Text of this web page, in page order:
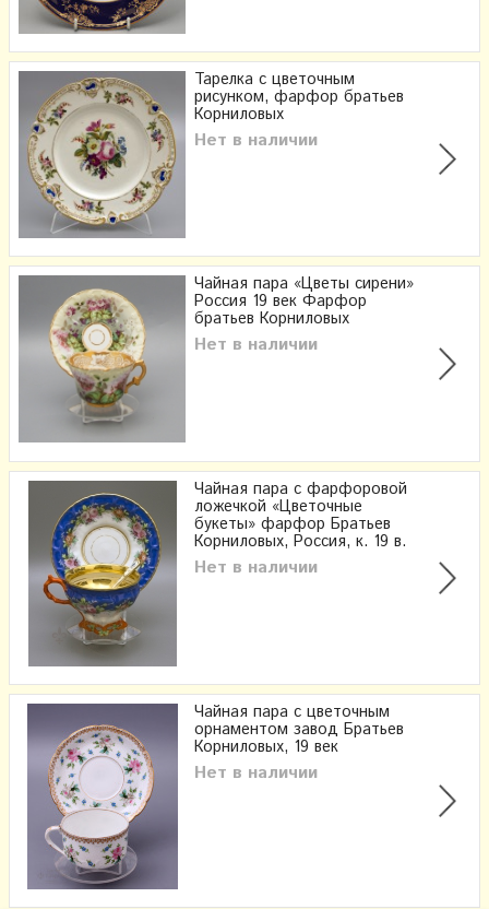
Тарелка с цветочным
рисунком, фарфор братьев
Корниловых
Нет в наличии
Чайная пара «Цветы сирени»
Россия 19 век Фарфор
братьев Корниловых
Нет в наличии
Чайная пара с фарфоровой
ложечкой «Цветочные
букеты» фарфор Братьев
Корниловых, Россия, к. 19 в.
Нет в наличии
Чайная пара с цветочным
орнаментом завод Братьев
Корниловых, 19 век
Нет в наличии